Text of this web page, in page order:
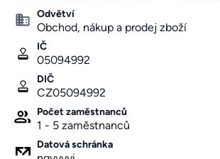
Odvětví
Obchod, nákup a prodej zboží
IČ
05094992
DIČ
CZ05094992
Počet zaměstnanců
1 - 5 zaměstnanců
Datová schránka